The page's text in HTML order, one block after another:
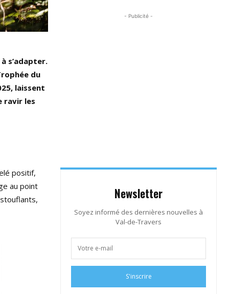
s’adapter.
du
laissent
ravir les
positif,
au point
- Publicité -
Newsletter
Soyez informé des dernières nouvelles à
Val-de-Travers
S'inscrire